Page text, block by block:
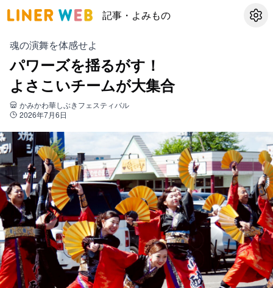
記事・よみもの 設定
魂の演舞を体感せよ
パワーズを揺るがす！
よさこいチームが大集合
かみかわ華しぶきフェスティバル
2026年7月6日